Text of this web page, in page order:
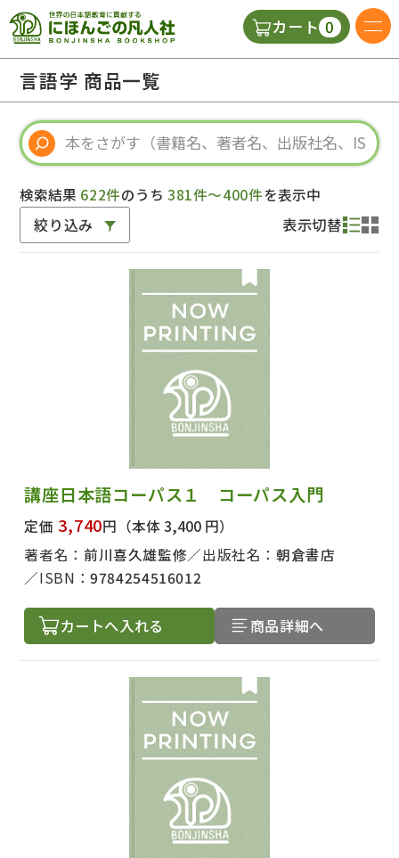
カート 0
視聴覚・補助教材
教師用参考書
言語学 商品一覧
検索結果 622件のうち 381件～400件を表示中
絞り込み 表示切替
講座日本語コーパス１ コーパス入門
定価 3,740円 （本体 3,400 円）
著者名： 前川喜久雄監修 出版社名：朝倉書店
ISBN：9784254516012
カートへ入れる 商品詳細へ